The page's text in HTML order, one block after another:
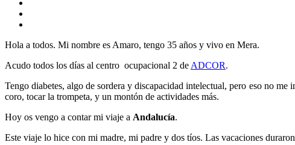
Hola a todos. Mi nombre es Amaro, tengo 35 años y vivo en Mera.
Acudo todos los días al centro ocupacional 2 de ADCOR.
Tengo diabetes, algo de sordera y discapacidad intelectual, pero eso no
coro, tocar la trompeta, y un montón de actividades más.
Hoy os vengo a contar mi viaje a Andalucía.
Este viaje lo hice con mi madre, mi padre y dos tíos. Las vacaciones